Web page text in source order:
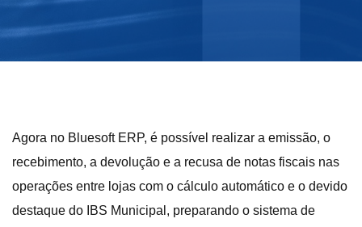
Agora no Bluesoft ERP, é possível realizar a emissão, o
recebimento, a devolução e a recusa de notas fiscais nas
operações entre lojas com o cálculo automático e o devido
destaque do IBS Municipal, preparando o sistema de